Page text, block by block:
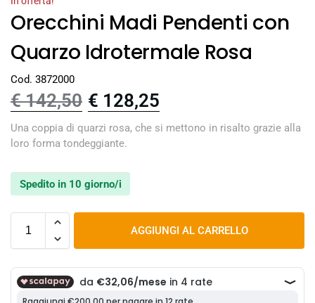
Orecchini Madi Pendenti con
Quarzo Idrotermale Rosa
Cod. 3872000
€142,50 € 128,25
Una coppia di quarzi rosa, che si mettono in risalto grazie alla
loro forma tondeggiante.
Spedito in 10 giorno/i
AGGIUNGI AL CARRELLO